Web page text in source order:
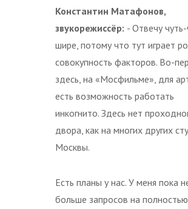
Константин Матафонов,
звукорежиссёр: - Отвечу чуть-
шире, потому что тут играет
совокупность факторов. Во-
здесь, на «Мосфильме», для
есть возможность работать
инкогнито. Здесь нет
двора, как на многих других
Москвы.
Есть планы у нас. У меня пока
больше запросов на полностью